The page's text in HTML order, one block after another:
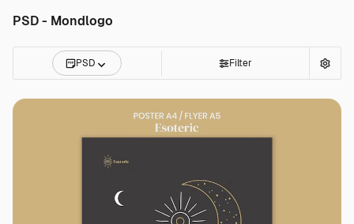
PSD - Mondlogo
PSD Filter